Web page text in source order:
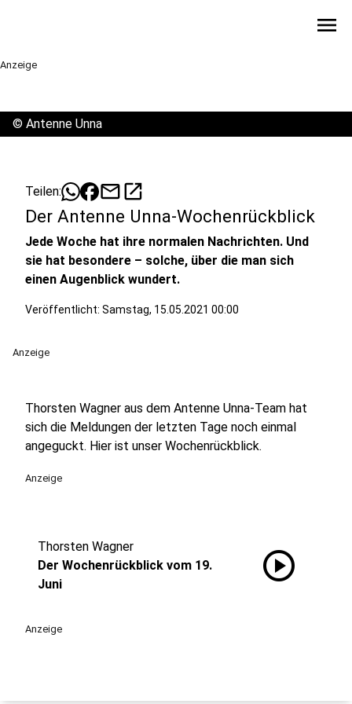
menu
Anzeige
© Antenne Unna
Teilen: mailopen_in_new
Der Antenne Unna-Wochenrückblick
Jede Woche hat ihre normalen Nachrichten. Und
sie hat besondere – solche, über die man sich
einen Augenblick wundert.
Veröffentlicht: Samstag, 15.05.2021 00:00
Anzeige
Thorsten Wagner aus dem Antenne Unna-Team hat
sich die Meldungen der letzten Tage noch einmal
angeguckt. Hier ist unser Wochenrückblick.
Anzeige
Thorsten Wagner
Der Wochenrückblick vom 19.
Juni
play_circle
Anzeige